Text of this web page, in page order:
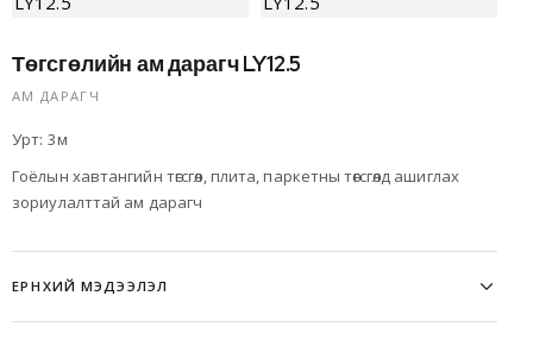
Төгсгөлийн ам дарагч LY12.5
АМ ДАРАГЧ
Урт: 3м
Гоёлын хавтангийн төгсгөл, плита, паркетны төгсгөлд ашиглах
зориулалттай ам дарагч
ЕРӨНХИЙ МЭДЭЭЛЭЛ